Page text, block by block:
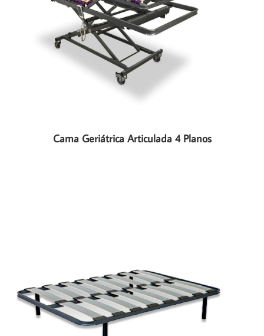
Cama Geriátrica Articulada 4 Planos